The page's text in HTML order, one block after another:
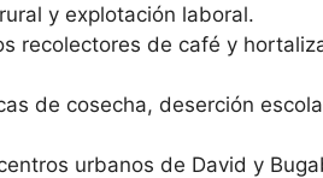
y explotación laboral.
recolectores de café y
de cosecha, deserción
urbanos de David y